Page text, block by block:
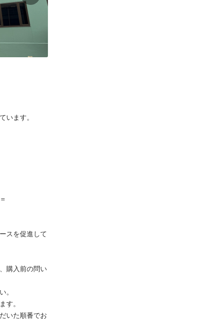
います。
スを促進して
購入前の問い
。
す。
いた順番でお